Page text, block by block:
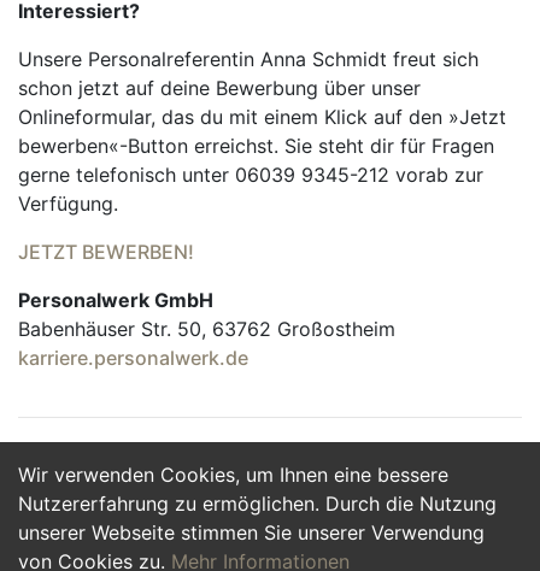
Wir verwenden Cookies, um Ihnen eine bessere
Nutzererfahrung zu ermöglichen. Durch die Nutzung
unserer Webseite stimmen Sie unserer Verwendung
von Cookies zu. Mehr Informationen
Interessiert?
Unsere Personalreferentin Anna Schmidt freut sich
schon jetzt auf deine Bewerbung über unser
Onlineformular, das du mit einem Klick auf den »Jetzt
bewerben«-Button erreichst. Sie steht dir für Fragen
gerne telefonisch unter 06039 9345-212 vorab zur
Verfügung.
JETZT BEWERBEN!
Personalwerk GmbH
Babenhäuser Str. 50, 63762 Großostheim
karriere.personalwerk.de
Jetzt Bewerben